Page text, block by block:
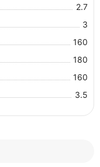
2.7
3
160
180
160
3.5